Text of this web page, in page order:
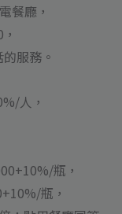
餐廳，
服務。
人，
瓶，
瓶，